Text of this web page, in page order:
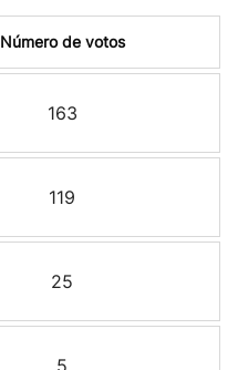
Número de votos
163
119
25
5